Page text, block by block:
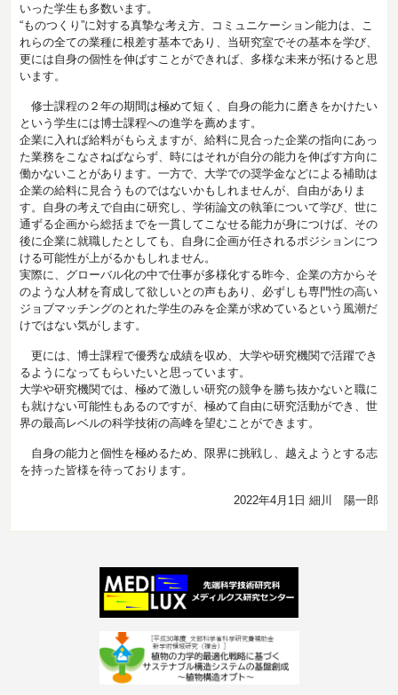
いった学生も多数います。
“ものつくり”に対する真摯な考え方、コミュニケーション能力は、こ
れらの全ての業種に根差す基本であり、当研究室でその基本を学び、
更には自身の個性を伸ばすことができれば、多様な未来が拓けると思
います。
修士課程の２年の期間は極めて短く、自身の能力に磨きをかけたい
という学生には博士課程への進学を薦めます。
企業に入れば給料がもらえますが、給料に見合った企業の指向にあっ
た業務をこなさねばならず、時にはそれが自分の能力を伸ばす方向に
働かないことがあります。一方で、大学での奨学金などによる補助は
企業の給料に見合うものではないかもしれませんが、自由がありま
す。自身の考えで自由に研究し、学術論文の執筆について学び、世に
通ずる企画から総括までを一貫してこなせる能力が身につけば、その
後に企業に就職したとしても、自身に企画が任されるポジションにつ
ける可能性が上がるかもしれません。
実際に、グローバル化の中で仕事が多様化する昨今、企業の方からそ
のような人材を育成して欲しいとの声もあり、必ずしも専門性の高い
ジョブマッチングのとれた学生のみを企業が求めているという風潮だ
けではない気がします。
更には、博士課程で優秀な成績を収め、大学や研究機関で活躍でき
るようになってもらいたいと思っています。
大学や研究機関では、極めて激しい研究の競争を勝ち抜かないと職に
も就けない可能性もあるのですが、極めて自由に研究活動ができ、世
界の最高レベルの科学技術の高峰を望むことができます。
自身の能力と個性を極めるため、限界に挑戦し、越えようとする志
を持った皆様を待っております。
2022年4月1日 細川 陽一郎